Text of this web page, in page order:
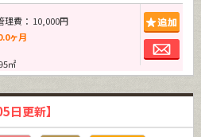
理費： 10,000円
ヶ月
㎡
日更新】